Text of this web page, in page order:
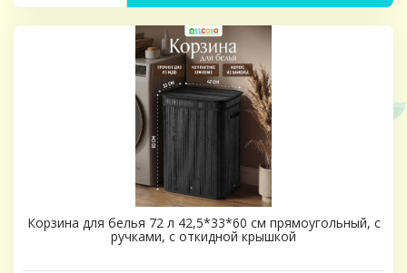
Корзина для белья 72 л 42,5*33*60 см прямоугольный, с
ручками, с откидной крышкой